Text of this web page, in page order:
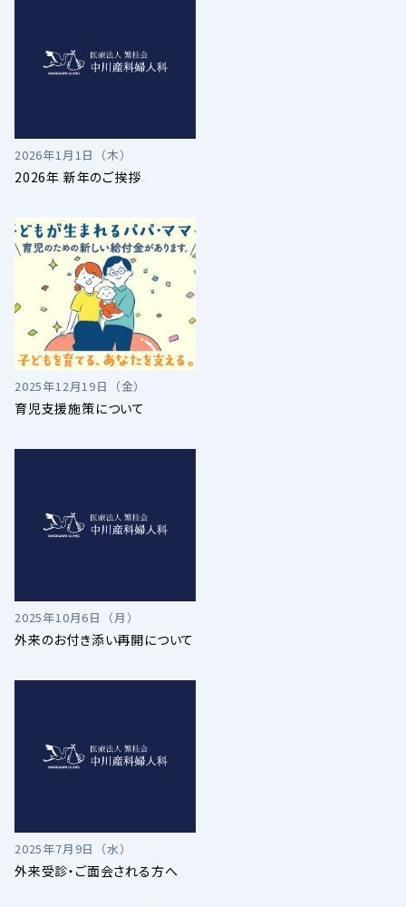
2026年1月1日（木）
2026年 新年のご挨拶
2025年12月19日（金）
育児支援施策について
2025年10月6日（月）
外来のお付き添い再開について
2025年7月9日（水）
外来受診・ご面会される方へ